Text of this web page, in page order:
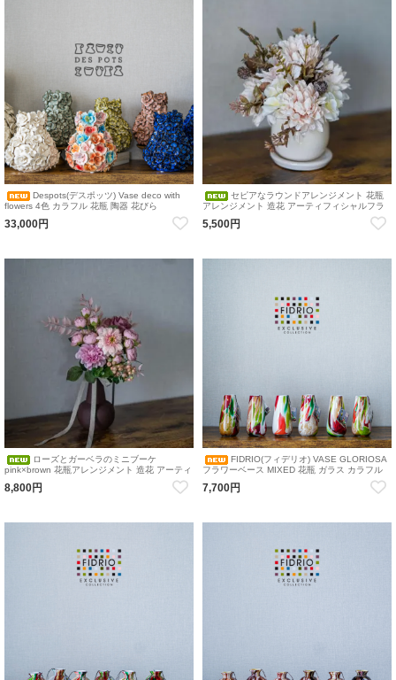
Despots(デスポッツ) Vase deco with
flowers 4色 カラフル 花瓶 陶器 花びら
33,000円
セピアなラウンドアレンジメント 花瓶
アレンジメント 造花 アーティフィシャルフラ
5,500円
ローズとガーベラのミニブーケ
pink×brown 花瓶アレンジメント 造花 アーティ
フィシャルフラワー｜くすみピンク×ブラウン
の花瓶付き造花アレンジメント
8,800円
FIDRIO(フィデリオ) VASE GLORIOSA
フラワーベース MIXED 花瓶 ガラス カラフル
7,700円